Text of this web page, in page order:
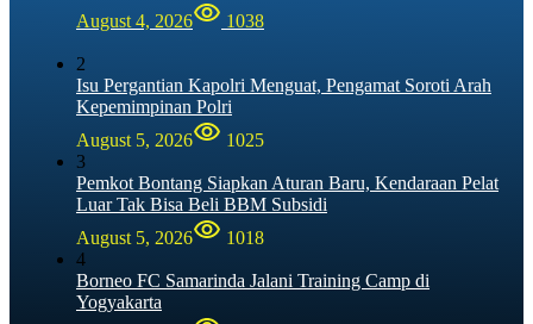
August 4, 2026
1038
2
Isu Pergantian Kapolri Menguat, Pengamat Soroti Arah
Kepemimpinan Polri
August 5, 2026
1025
3
Pemkot Bontang Siapkan Aturan Baru, Kendaraan Pelat
Luar Tak Bisa Beli BBM Subsidi
August 5, 2026
1018
4
Borneo FC Samarinda Jalani Training Camp di
Yogyakarta